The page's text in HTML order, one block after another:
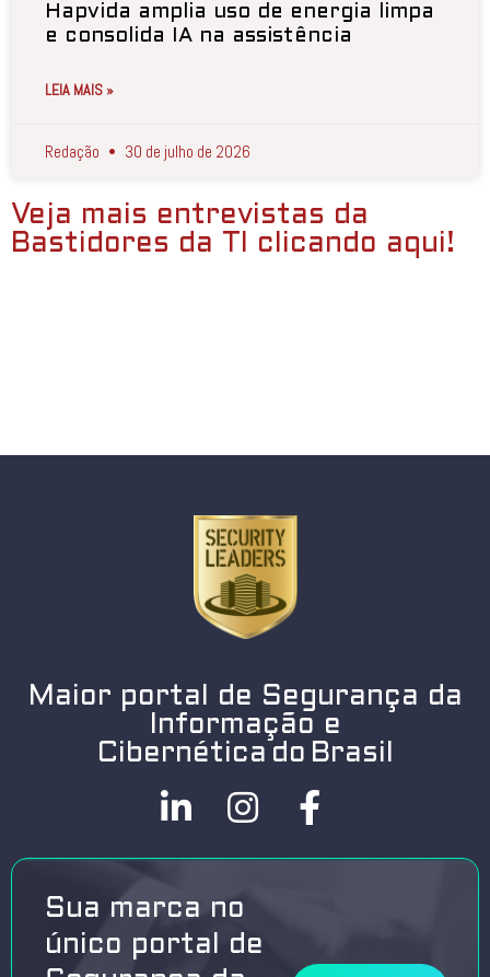
Hapvida amplia uso de energia limpa
e consolida IA na assistência
LEIA MAIS »
Redação 30 de julho de 2026
Veja mais entrevistas da
Bastidores da TI clicando aqui!
Maior portal de Segurança da
Informação e
Cibernética do Brasil
Sua marca no
único portal de